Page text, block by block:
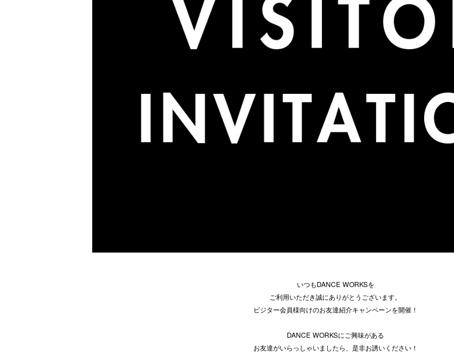
いつもDANCE WORKSを
ご利用いただき誠にありがとうございます。
ビジター会員様向けのお友達紹介キャンペーンを開催！
DANCE WORKSにご興味がある
お友達がいらっしゃいましたら、是非お誘いください！